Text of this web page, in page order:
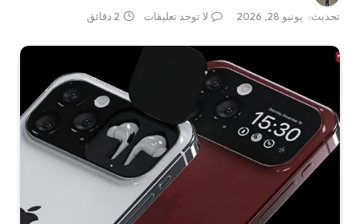
تحديث: يونيو 28, 2026 لا توجد تعليقات 2 دقائق